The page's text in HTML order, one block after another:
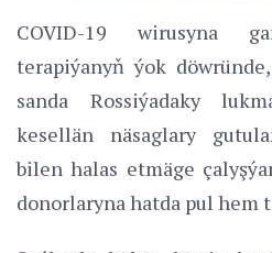
COVID-19 wirusyna
terapiýanyň ýok
sanda Rossiýadaky
kesellän näsaglary
bilen halas etmäge
donorlaryna hatda pul hem